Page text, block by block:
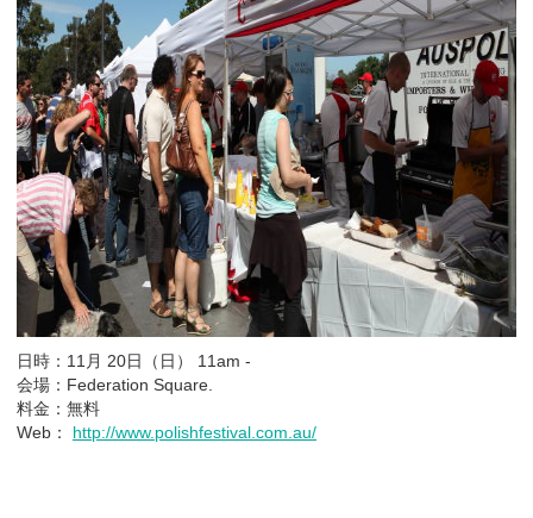
日時：11月 20日（日） 11am -
会場：Federation Square.
料金：無料
Web： http://www.polishfestival.com.au/